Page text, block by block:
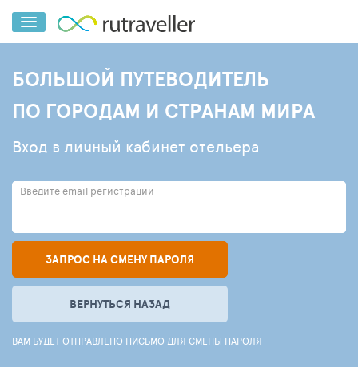
БОЛЬШОЙ ПУТЕВОДИТЕЛЬ
ПО ГОРОДАМ И СТРАНАМ МИРА
Вход в личный кабинет отельера
Введите email регистрации
ЗАПРОС НА СМЕНУ ПАРОЛЯ
ВЕРНУТЬСЯ НАЗАД
ВАМ БУДЕТ ОТПРАВЛЕНО ПИСЬМО ДЛЯ СМЕНЫ ПАРОЛЯ